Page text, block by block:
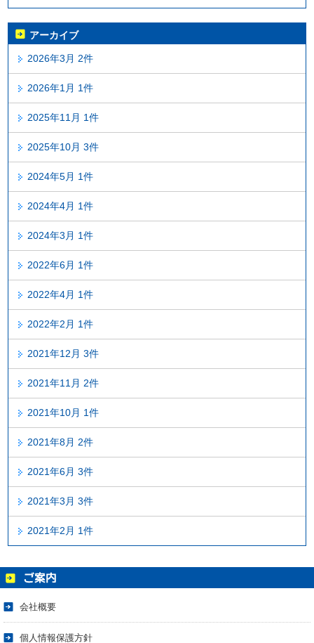
アーカイブ
2026年3月 2件
2026年1月 1件
2025年11月 1件
2025年10月 3件
2024年5月 1件
2024年4月 1件
2024年3月 1件
2022年6月 1件
2022年4月 1件
2022年2月 1件
2021年12月 3件
2021年11月 2件
2021年10月 1件
2021年8月 2件
2021年6月 3件
2021年3月 3件
2021年2月 1件
会社概要
個人情報保護方針